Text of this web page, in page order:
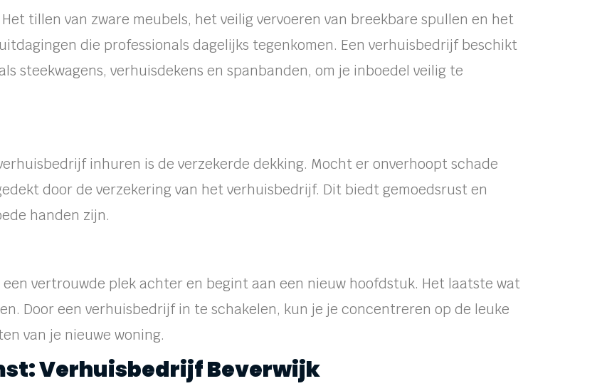
tillen van zware meubels, het veilig vervoeren van breekbare spullen en het
die professionals dagelijks tegenkomen. Een verhuisbedrijf beschikt
steekwagens, verhuisdekens en spanbanden, om je inboedel veilig te
inhuren is de verzekerde dekking. Mocht er onverhoopt schade
door de verzekering van het verhuisbedrijf. Dit biedt gemoedsrust en
handen zijn.
vertrouwde plek achter en begint aan een nieuw hoofdstuk. Het laatste wat
Door een verhuisbedrijf in te schakelen, kun je je concentreren op de leuke
van je nieuwe woning.
Verhuisbedrijf Beverwijk